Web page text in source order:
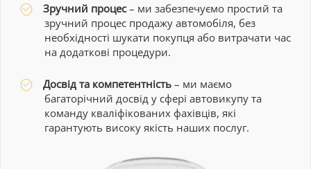
Зручний процес– ми забезпечуємо простий та
зручний процес продажу автомобіля, без
необхідності шукати покупця або витрачати час
на додаткові процедури.
Досвід та компетентність– ми маємо
багаторічний досвід у сфері автовикупу та
команду кваліфікованих фахівців, які
гарантують високу якість наших послуг.